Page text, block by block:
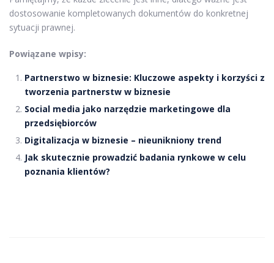
dostosowanie kompletowanych dokumentów do konkretnej
sytuacji prawnej.
Powiązane wpisy:
Partnerstwo w biznesie: Kluczowe aspekty i korzyści z
tworzenia partnerstw w biznesie
Social media jako narzędzie marketingowe dla
przedsiębiorców
Digitalizacja w biznesie – nieunikniony trend
Jak skutecznie prowadzić badania rynkowe w celu
poznania klientów?